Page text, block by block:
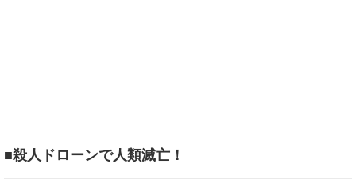
■殺人ドローンで人類滅亡！